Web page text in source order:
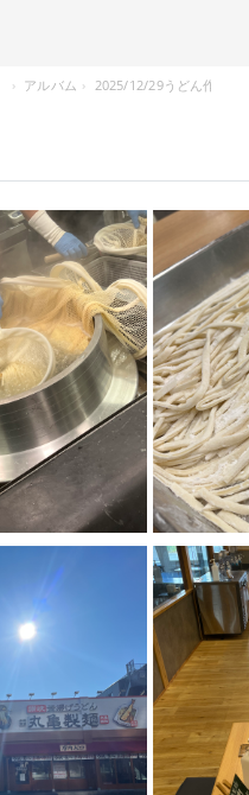
アルバム 2025/12/29うどん作り体験